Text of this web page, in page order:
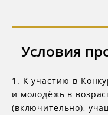
Условия
1. К участию в
и молодёжь в
(включительно),